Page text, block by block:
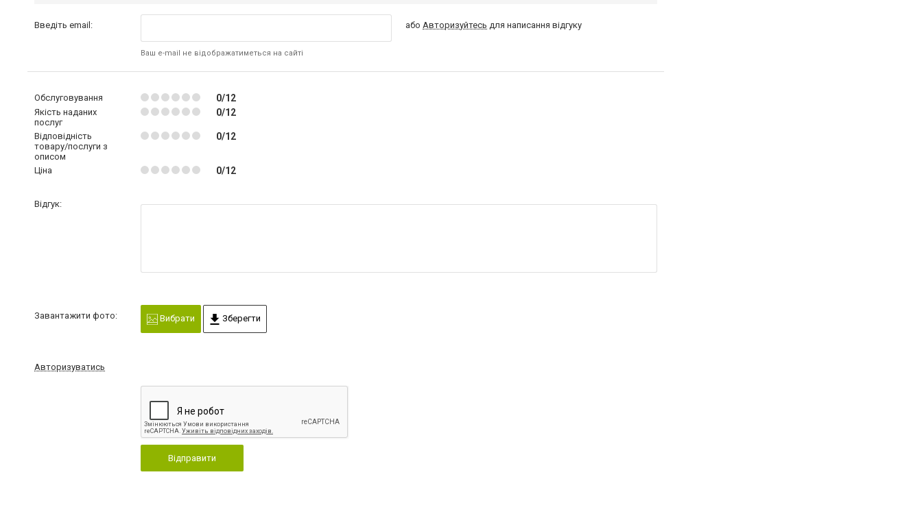
Введіть email:
Ваш e-mail не відображатиметься на сайті
абоАвторизуйтесь для написання відгуку
Обслуговування 0/12
Якість наданих
послуг
0/12
Відповідність
товару/послуги з
описом
0/12
Ціна 0/12
Відгук:
Завантажити фото: Вибрати Зберегти
Авторизуватись
Відправити